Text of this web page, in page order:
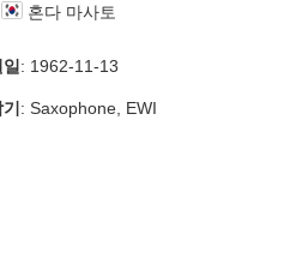
혼다 마사토
: 1962-11-13
: Saxophone, EWI